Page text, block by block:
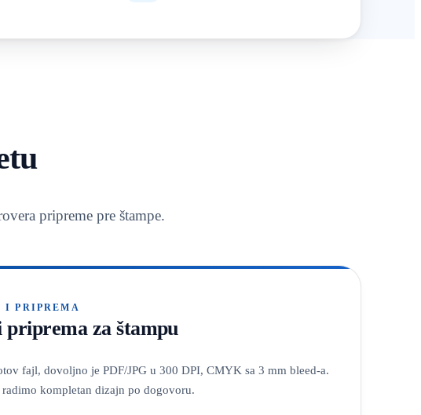
pripreme pre štampe.
I PRIPREMA
priprema za štampu
fajl, dovoljno je PDF/JPG u 300 DPI, CMYK sa 3 mm bleed-a.
radimo kompletan dizajn po dogovoru.